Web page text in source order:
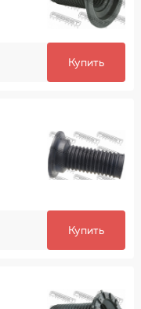
Купить
Купить